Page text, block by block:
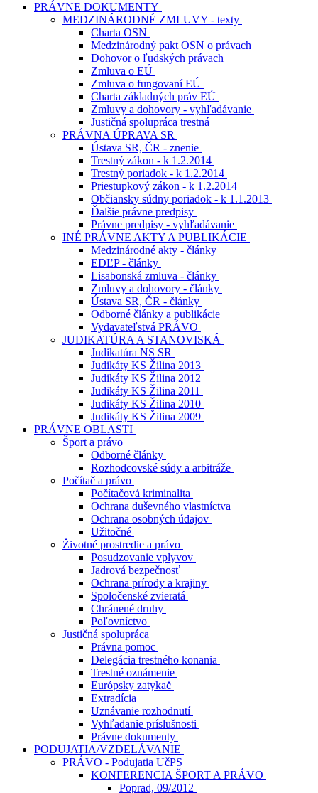
PRÁVNE DOKUMENTY
MEDZINÁRODNÉ ZMLUVY - texty
Charta OSN
Medzinárodný pakt OSN o právach
Dohovor o ľudských právach
Zmluva o EÚ
Zmluva o fungovaní EÚ
Charta základných práv EÚ
Zmluvy a dohovory - vyhľadávanie
Justičná spolupráca trestná
PRÁVNA ÚPRAVA SR
Ústava SR, ČR - znenie
Trestný zákon - k 1.2.2014
Trestný poriadok - k 1.2.2014
Priestupkový zákon - k 1.2.2014
Občiansky súdny poriadok - k 1.1.2013
Ďalšie právne predpisy
Právne predpisy - vyhľadávanie
INÉ PRÁVNE AKTY A PUBLIKÁCIE
Medzinárodné akty - články
EDĽP - články
Lisabonská zmluva - články
Zmluvy a dohovory - články
Ústava SR, ČR - články
Odborné články a publikácie
Vydavateľstvá PRÁVO
JUDIKATÚRA A STANOVISKÁ
Judikatúra NS SR
Judikáty KS Žilina 2013
Judikáty KS Žilina 2012
Judikáty KS Žilina 2011
Judikáty KS Žilina 2010
Judikáty KS Žilina 2009
PRÁVNE OBLASTI
Šport a právo
Odborné články
Rozhodcovské súdy a arbitráže
Počítač a právo
Počítačová kriminalita
Ochrana duševného vlastníctva
Ochrana osobných údajov
Užitočné
Životné prostredie a právo
Posudzovanie vplyvov
Jadrová bezpečnosť
Ochrana prírody a krajiny
Spoločenské zvieratá
Chránené druhy
Poľovníctvo
Justičná spolupráca
Právna pomoc
Delegácia trestného konania
Trestné oznámenie
Európsky zatykač
Extradícia
Uznávanie rozhodnutí
Vyhľadanie príslušnosti
Právne dokumenty
PODUJATIA/VZDELÁVANIE
PRÁVO - Podujatia UčPS
KONFERENCIA ŠPORT A PRÁVO
Poprad, 09/2012